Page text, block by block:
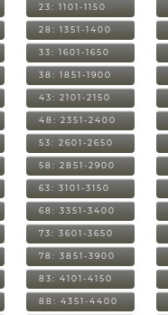
23: 1101-1150
28: 1351-1400
33: 1601-1650
38: 1851-1900
43: 2101-2150
48: 2351-2400
53: 2601-2650
58: 2851-2900
63: 3101-3150
68: 3351-3400
73: 3601-3650
78: 3851-3900
83: 4101-4150
88: 4351-4400